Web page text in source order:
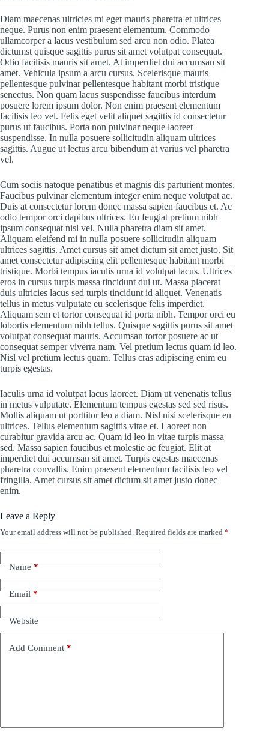
Diam maecenas ultricies mi eget mauris pharetra et ultrices
neque. Purus non enim praesent elementum. Commodo
ullamcorper a lacus vestibulum sed arcu non odio. Platea
dictumst quisque sagittis purus sit amet volutpat consequat.
Odio facilisis mauris sit amet. At imperdiet dui accumsan sit
amet. Vehicula ipsum a arcu cursus. Scelerisque mauris
pellentesque pulvinar pellentesque habitant morbi tristique
senectus. Non quam lacus suspendisse faucibus interdum
posuere lorem ipsum dolor. Non enim praesent elementum
facilisis leo vel. Felis eget velit aliquet sagittis id consectetur
purus ut faucibus. Porta non pulvinar neque laoreet
suspendisse. In nulla posuere sollicitudin aliquam ultrices
sagittis. Augue ut lectus arcu bibendum at varius vel pharetra
vel.
Cum sociis natoque penatibus et magnis dis parturient montes.
Faucibus pulvinar elementum integer enim neque volutpat ac.
Duis at consectetur lorem donec massa sapien faucibus et. Ac
odio tempor orci dapibus ultrices. Eu feugiat pretium nibh
ipsum consequat nisl vel. Nulla pharetra diam sit amet.
Aliquam eleifend mi in nulla posuere sollicitudin aliquam
ultrices sagittis. Amet cursus sit amet dictum sit amet justo. Sit
amet consectetur adipiscing elit pellentesque habitant morbi
tristique. Morbi tempus iaculis urna id volutpat lacus. Ultrices
eros in cursus turpis massa tincidunt dui ut. Massa placerat
duis ultricies lacus sed turpis tincidunt id aliquet. Venenatis
tellus in metus vulputate eu scelerisque felis imperdiet.
Aliquam sem et tortor consequat id porta nibh. Tempor orci eu
lobortis elementum nibh tellus. Quisque sagittis purus sit amet
volutpat consequat mauris. Accumsan tortor posuere ac ut
consequat semper viverra nam. Vel pretium lectus quam id leo.
Nisl vel pretium lectus quam. Tellus cras adipiscing enim eu
turpis egestas.
Iaculis urna id volutpat lacus laoreet. Diam ut venenatis tellus
in metus vulputate. Elementum tempus egestas sed sed risus.
Mollis aliquam ut porttitor leo a diam. Nisl nisi scelerisque eu
ultrices. Tellus elementum sagittis vitae et. Laoreet non
curabitur gravida arcu ac. Quam id leo in vitae turpis massa
sed. Massa sapien faucibus et molestie ac feugiat. Elit at
imperdiet dui accumsan sit amet. Turpis egestas maecenas
pharetra convallis. Enim praesent elementum facilisis leo vel
fringilla. Amet cursus sit amet dictum sit amet justo donec
enim.
Leave a Reply
Your email address will not be published. Required fields are marked *
Name*
Email*
Website
Add Comment *